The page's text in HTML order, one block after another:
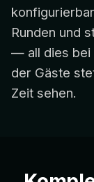
Runden und
— all dies bei
der Gäste
Zeit sehen.